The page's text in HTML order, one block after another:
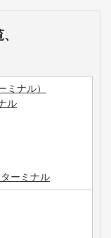
ミナル）
ル
ーミナル